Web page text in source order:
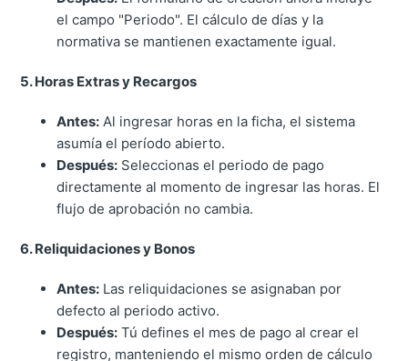
el campo "Periodo". El cálculo de días y la
normativa se mantienen exactamente igual.
5. Horas Extras y Recargos
Antes: Al ingresar horas en la ficha, el sistema
asumía el período abierto.
Después: Seleccionas el periodo de pago
directamente al momento de ingresar las horas. El
flujo de aprobación no cambia.
6. Reliquidaciones y Bonos
Antes: Las reliquidaciones se asignaban por
defecto al periodo activo.
Después: Tú defines el mes de pago al crear el
registro, manteniendo el mismo orden de cálculo